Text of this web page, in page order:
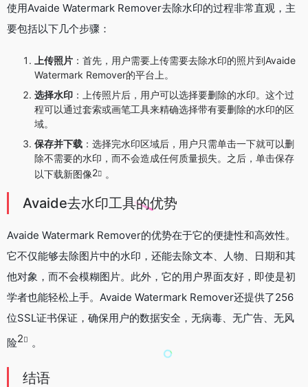
使用Avaide Watermark Remover去除水印的过程非常直观，主
要包括以下几个步骤：
上传照片 ：首先，用户需要上传需要去除水印的照片到Avaide
Watermark Remover的平台上。
选择水印 ：上传照片后，用户可以选择要删除的水印。这个过
程可以通过套索或画笔工具来精确选择带有要删除的水印的区
域。
保存并下载 ：选择完水印区域后，用户只需单击一下就可以删
除不需要的水印，而不会造成任何质量损失。之后，单击保存
以下载新图像2 。
Avaide去水印工具的优势
Avaide Watermark Remover的优势在于它的便捷性和高效性。
它不仅能够去除图片中的水印，还能去除文本、人物、日期和其
他对象，而不会模糊图片。此外，它的用户界面友好，即使是初
学者也能轻松上手。Avaide Watermark Remover还提供了256
位SSL证书保证，确保用户的数据安全，无病毒、无广告、无风
险2 。
结语